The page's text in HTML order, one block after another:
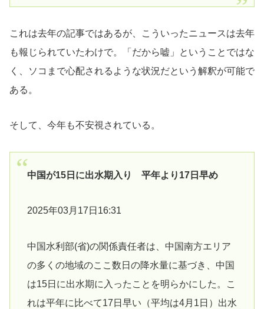
これは去年の記事ではあるが、こういったニュースは去年
も報じられていたわけで。「だから嘘」ということではな
く、ソコまで心配されるような状況だという解釈が可能で
ある。
そして、今年も不安視されている。
中国が15日に出水期入り 平年より17日早め
2025年03月17日16:31
中国水利部(省)の関係責任者は、中国南方エリア
の多くの地域のここ数日の降水量に基づき、中国
は15日に出水期に入ったことを明らかにした。こ
れは平年に比べて17日早い（平均は4月1日）出水